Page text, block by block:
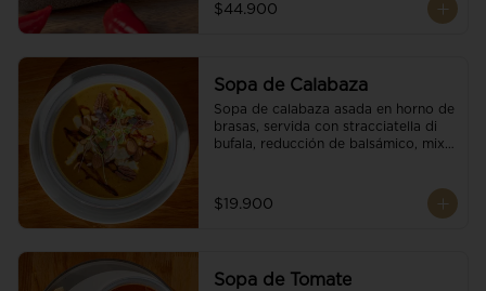
$44.900
Sopa de Calabaza
Sopa de calabaza asada en horno de
brasas, servida con stracciatella di
bufala, reducción de balsámico, mix
$19.900
Sopa de Tomate